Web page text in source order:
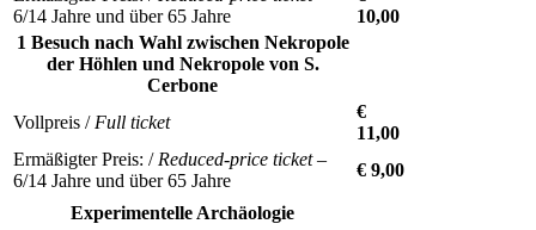
6/14 Jahre und über 65 Jahre
10,00
1 Besuch nach Wahl zwischen Nekropole
der Höhlen und Nekropole von S.
Cerbone
Vollpreis / Full ticket
€
11,00
Ermäßigter Preis: /Reduced-price ticket–
6/14 Jahre und über 65 Jahre
€ 9,00
Experimentelle Archäologie